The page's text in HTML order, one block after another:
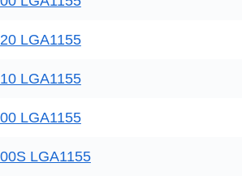
LGA1155
LGA1155
LGA1155
LGA1155